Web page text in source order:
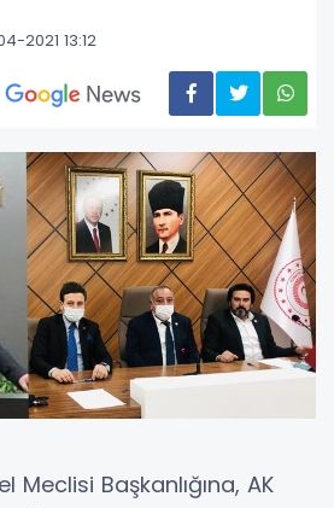
2021 13:12
Meclisi Başkanlığına, AK